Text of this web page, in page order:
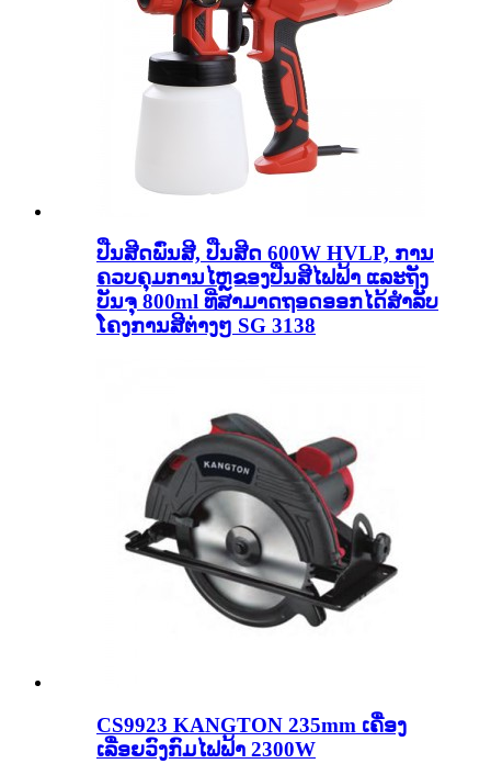
ປືນສີດພົ່ນສີ, ປືນສີດ 600W HVLP, ການ
ຄວບຄຸມການໄຫຼຂອງປືນສີໄຟຟ້າ ແລະຖັງ
ບັນຈຸ 800ml ທີ່ສາມາດຖອດອອກໄດ້ສໍາລັບ
ໂຄງການສີຕ່າງໆ SG 3138
CS9923 KANGTON 235mm ເຄື່ອງ
ເລື່ອຍວົງກົມໄຟຟ້າ 2300W